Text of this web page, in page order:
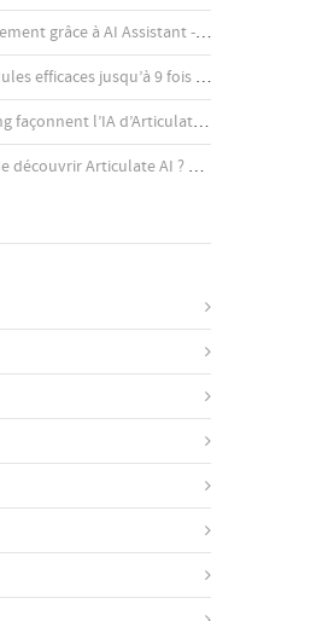
Créez des modules ultra rapidement grâce à AI Assistant - Articulate
9 fois plus rapidement avec l’assistant IA d’Articulate
Comment les experts e-learning façonnent l’IA d’Articulate - Articulate
Articulate AI ? Apprenez-en plus ici !